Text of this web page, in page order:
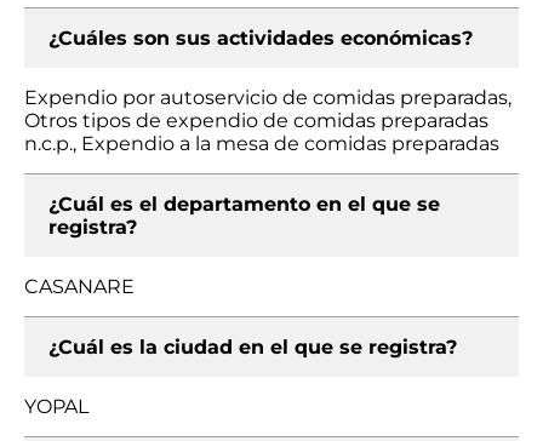
¿Cuáles son sus actividades económicas?
Expendio por autoservicio de comidas preparadas,
Otros tipos de expendio de comidas preparadas
n.c.p., Expendio a la mesa de comidas preparadas
¿Cuál es el departamento en el que se
registra?
CASANARE
¿Cuál es la ciudad en el que se registra?
YOPAL